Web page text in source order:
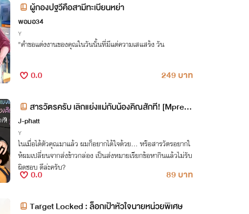
ผู้กองปฐวีคือสามีทะเบียนหย่า
พอมอ34
Y
"คำขอแต่งงานของคุณในวันนั้นที่มีแต่ความเสแสร้ง วัน
0.0 249 บาท
สารวัตรครับ เลิกแย่งแม่กับน้องคิณสักที! [Mpreg]
| มี E-book
J-phatt
Y
ในเมื่อได้ตัวคุณมาแล้ว ผมก็อยากได้ใจด้วย... หรือสารวัตรอยากใ
ห้ผมเปลี่ยนจากส่งข้าวกล่อง เป็นส่งหมายเรียกข้อหากินแล้วไม่รับ
ผิดชอบ ดีล่ะครับ?
0.0 89 บาท
Target Locked : ล็อกเป้าหัวใจนายหน่วยพิเศษ